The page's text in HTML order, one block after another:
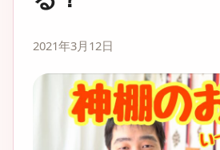
2021年3月12日